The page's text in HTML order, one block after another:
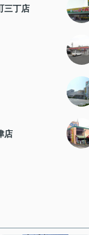
三丁店
店